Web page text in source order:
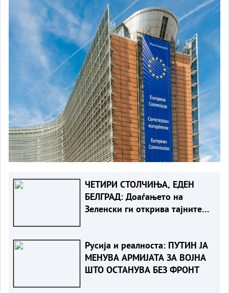
ЧЕТИРИ СТОЛЧИЊА, ЕДЕН
БЕЛГРАД: Доаѓањето на
Зеленски ги открива тајните
Русија и реалноста: ПУТИН ЈА
МЕНУВА АРМИЈАТА ЗА ВОЈНА
ШТО ОСТАНУВА БЕЗ ФРОНТ